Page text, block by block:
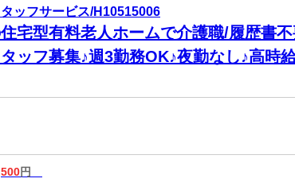
ッフサービス/H10515006
宅型有料老人ホームで介護職/履歴書
ッフ募集♪週3勤務OK♪夜勤なし♪高時
円